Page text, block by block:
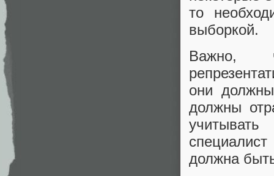
то
выборкой.
Важно,
они
должны
должна